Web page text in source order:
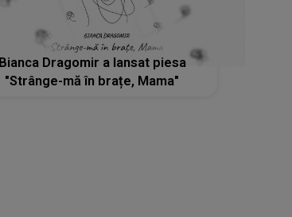
Bianca Dragomir a lansat piesa
"Strânge-mă în brațe, Mama"